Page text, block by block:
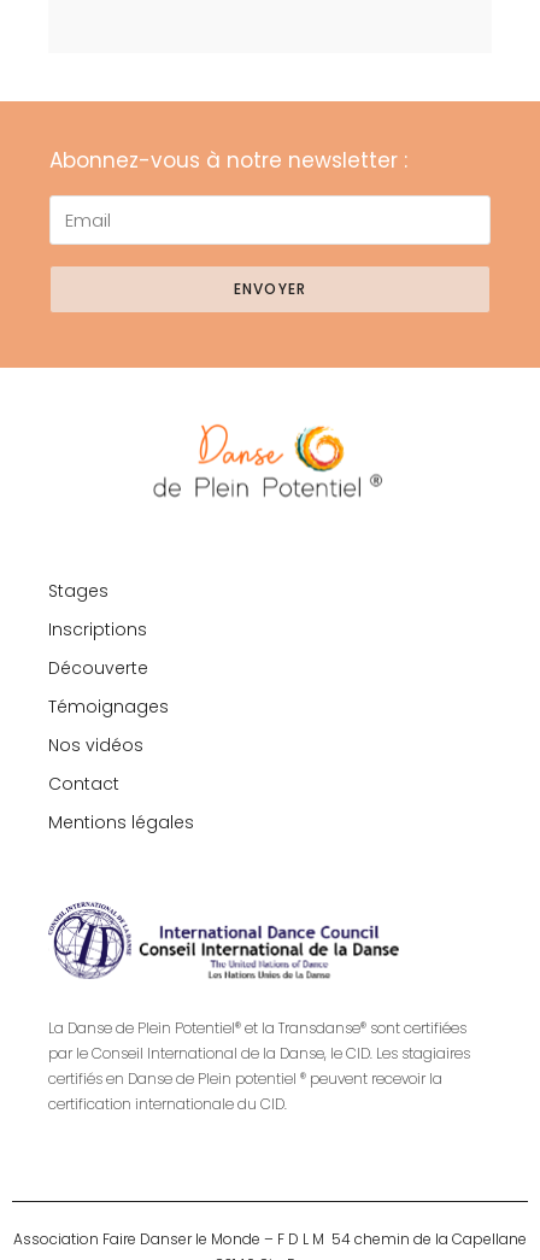
Abonnez-vous à notre newsletter :
ENVOYER
Stages
Inscriptions
Découverte
Témoignages
Nos vidéos
Contact
Mentions légales
La Danse de Plein Potentiel® et la Transdanse® sont certifiées
par le Conseil International de la Danse, le CID. Les stagiaires
certifiés en Danse de Plein potentiel ® peuvent recevoir la
certification internationale du CID.
Association Faire Danser le Monde – F D L M 54 chemin de la Capellane